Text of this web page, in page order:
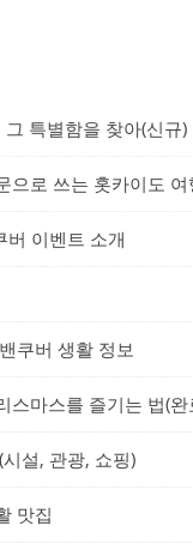
특별함을 찾아(신규)
으로 쓰는 홋카이도 여
버 이벤트 소개
쿠버 생활 정보
스마스를 즐기는 법(완
설, 관광, 쇼핑)
맛집